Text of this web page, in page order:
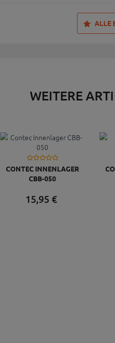
ALLE
WEITERE
CONTEC INNENLAGER
CBB-050
15,95 €